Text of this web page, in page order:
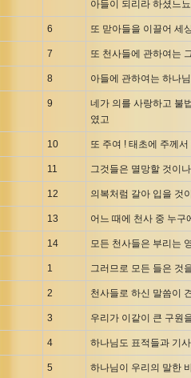
Georgian Gospels Acts James
German Luther 1912 Bible
Gothic NT AmbrosianusA Partial
Greek Modern Bible
Greek NT Byzantine Majority
Greek NT Textus Receptus
Greek NT Wescott-Hort
Greek Septuagint Old Testament
Hebrew Modern Bible
Hebrew OT WM Leningrad Codex
Hungarian Karoli Bible
Icelandic Bible
Indonesian Baru Bible
Indonesian Lama Bible
아들이 되리라 하셨느뇨
6 또 맏아들을 이끌어 세
7 또 천사들에 관하여는
8 아들에 관하여는 하나
9
네가 의를 사랑하고 불
였고
10 또 주여 ! 태초에 주께
11 그것들은 멸망할 것이
12 의복처럼 갈아 입을 것
13 어느 때에 천사 중 누구
14 모든 천사들은 부리는
1 그러므로 모든 들은 것
2 천사들로 하신 말씀이
3 우리가 이같이 큰 구원
4 하나님도 표적들과 기
5 하나님이 우리의 말한